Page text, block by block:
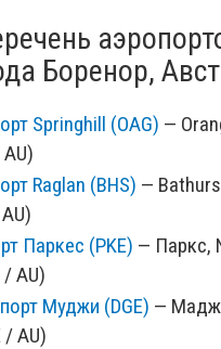
Боренор,
Springhill (OAG) —
Raglan (BHS) —
Паркес (PKE) — Паркс,
/ AU)
Муджи (DGE) —
/ AU)